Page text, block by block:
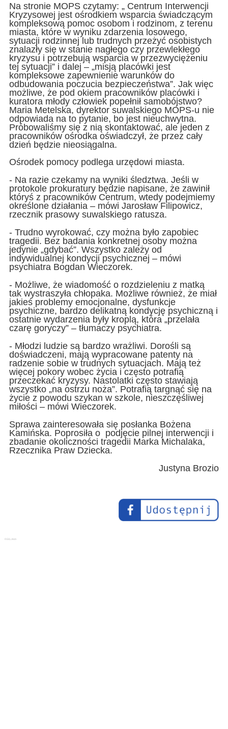
Na stronie MOPS czytamy: „ Centrum Interwencji
Kryzysowej jest ośrodkiem wsparcia świadczącym
kompleksową pomoc osobom i rodzinom, z terenu
miasta, które w wyniku zdarzenia losowego,
sytuacji rodzinnej lub trudnych przeżyć osobistych
znalazły się w stanie nagłego czy przewlekłego
kryzysu i potrzebują wsparcia w przezwyciężeniu
tej sytuacji” i dalej – „misją placówki jest
kompleksowe zapewnienie warunków do
odbudowania poczucia bezpieczeństwa”. Jak więc
możliwe, że pod okiem pracowników placówki i
kuratora młody człowiek popełnił samobójstwo?
Maria Metelska, dyrektor suwalskiego MOPS-u nie
odpowiada na to pytanie, bo jest nieuchwytna.
Próbowaliśmy się z nią skontaktować, ale jeden z
pracowników ośrodka oświadczył, że przez cały
dzień będzie nieosiągalna.
Ośrodek pomocy podlega urzędowi miasta.
- Na razie czekamy na wyniki śledztwa. Jeśli w
protokole prokuratury będzie napisane, że zawinił
któryś z pracowników Centrum, wtedy podejmiemy
określone działania – mówi Jarosław Filipowicz,
rzecznik prasowy suwalskiego ratusza.
- Trudno wyrokować, czy można było zapobiec
tragedii. Bez badania konkretnej osoby można
jedynie „gdybać”. Wszystko zależy od
indywidualnej kondycji psychicznej – mówi
psychiatra Bogdan Wieczorek.
- Możliwe, że wiadomość o rozdzieleniu z matką
tak wystraszyła chłopaka. Możliwe również, że miał
jakieś problemy emocjonalne, dysfunkcje
psychiczne, bardzo delikatną kondycję psychiczną i
ostatnie wydarzenia były kroplą, która „przelała
czarę goryczy” – tłumaczy psychiatra.
- Młodzi ludzie są bardzo wrażliwi. Dorośli są
doświadczeni, mają wypracowane patenty na
radzenie sobie w trudnych sytuacjach. Mają też
więcej pokory wobec życia i często potrafią
przeczekać kryzysy. Nastolatki często stawiają
wszystko „na ostrzu noża”. Potrafią targnąć się na
życie z powodu szykan w szkole, nieszczęśliwej
miłości – mówi Wieczorek.
Sprawa zainteresowała się posłanka Bożena
Kamińska. Poprosiła o podjęcie pilnej interwencji i
zbadanie okoliczności tragedii Marka Michalaka,
Rzecznika Praw Dziecka.
Justyna Brozio